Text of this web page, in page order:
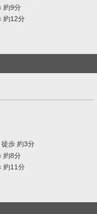
約9分
約12分
歩 約3分
約8分
約11分